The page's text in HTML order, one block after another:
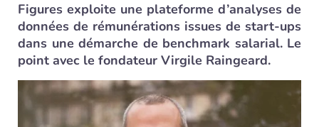
Figures exploite une plateforme d’analyses de
données de rémunérations issues de start-ups
dans une démarche de benchmark salarial. Le
point avec le fondateur Virgile Raingeard.